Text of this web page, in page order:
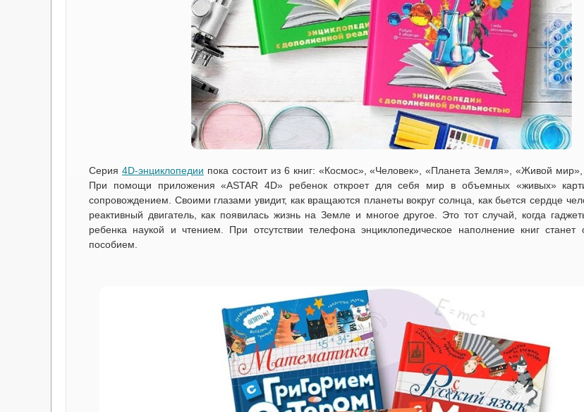
Серия 4D-энциклопедии пока состоит из 6 книг: «Космос», «Человек», «Планета Земля», «Живой
При помощи приложения «ASTAR 4D» ребенок откроет для себя мир в объемных «живых»
сопровождением. Своими глазами увидит, как вращаются планеты вокруг солнца, как бьется сердце
реактивный двигатель, как появилась жизнь на Земле и многое другое. Это тот случай, когда
ребенка наукой и чтением. При отсутствии телефона энциклопедическое наполнение книг
пособием.